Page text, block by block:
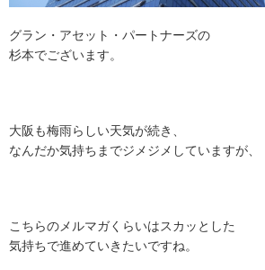
グラン・アセット・パートナーズの
杉本でございます。
大阪も梅雨らしい天気が続き、
なんだか気持ちまでジメジメしていますが、
こちらのメルマガくらいはスカッとした
気持ちで進めていきたいですね。